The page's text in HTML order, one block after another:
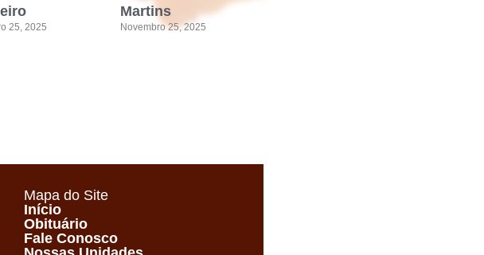
25, 2025
Martins
Novembro 25, 2025
Mapa do Site
Início
Obituário
Fale Conosco